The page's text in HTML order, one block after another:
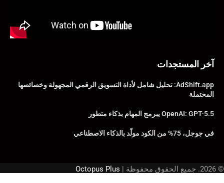
آخر المستجدات
AdShift.app: تحليل شامل لأداة التسويق الرقمي المجهولة وخصائصها
المحتملة
OpenAI: GPT-5.5 يبرمج المهام بذكاء متطور
في جوجل، 75% من الكود مولّد بالذكاء الاصطناعي
© 2026. جميع الحقوق محفوظة | Octopus Plus